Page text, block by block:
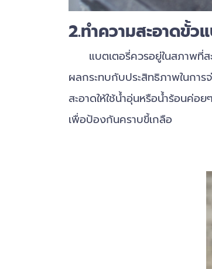
2.ทำความสะอาดขั้ว
แบตเตอรี่ควรอยู่ในสภาพที่สะ
ผลกระทบกับประสิทธิภาพในกา
สะอาดให้ใช้น้ำอุ่นหรือน้ำร้อนค่อ
เพื่อป้องกันคราบขี้เกลือ